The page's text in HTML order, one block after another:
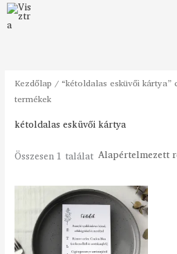
Skip
to
Kezdőlap / “kétoldalas esküvői kártya”
termékek
kétoldalas esküvői kártya
Összesen 1 találat